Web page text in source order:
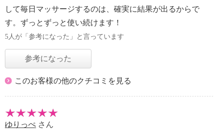
して毎日マッサージするのは、確実に結果が出るからで
す。ずっとずっと使い続けます！
5人が「参考になった」と言っています
参考になった
このお客様の他のクチコミを見る
ゆりっぺ さん